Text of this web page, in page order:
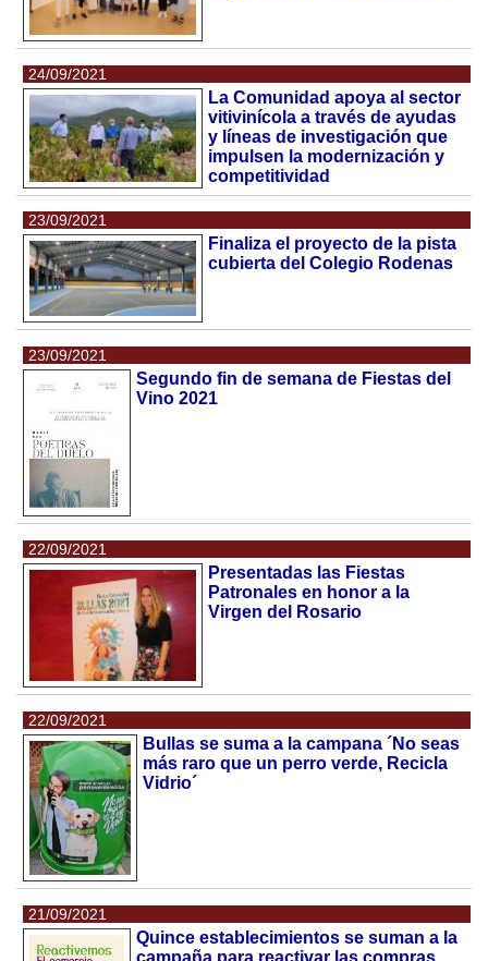
24/09/2021
La Comunidad apoya al sector
vitivinícola a través de ayudas
y líneas de investigación que
impulsen la modernización y
competitividad
23/09/2021
Finaliza el proyecto de la pista
cubierta del Colegio Rodenas
23/09/2021
Segundo fin de semana de Fiestas del
Vino 2021
22/09/2021
Presentadas las Fiestas
Patronales en honor a la
Virgen del Rosario
22/09/2021
Bullas se suma a la campana ´No seas
más raro que un perro verde, Recicla
Vidrio´
21/09/2021
Quince establecimientos se suman a la
campaña para reactivar las compras